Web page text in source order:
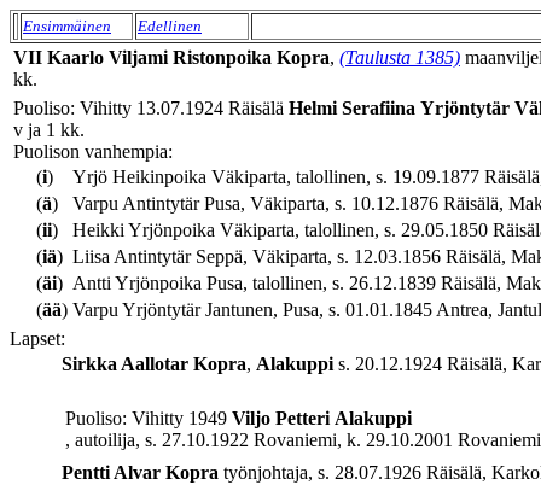
Ensimmäinen Edellinen
VII Kaarlo Viljami Ristonpoika Kopra, (Taulusta 1385)
kk.
Puoliso: Vihitty 13.07.1924 Räisälä Helmi Serafiina Yrjöntytär
v ja 1 kk.
Puolison vanhempia:
(i)
Yrjö Heikinpoika Väkiparta, talollinen, s. 19.09.1877
(ä)
Varpu Antintytär Pusa, Väkiparta, s. 10.12.1876 Räisälä,
(ii)
Heikki Yrjönpoika Väkiparta, talollinen, s. 29.05.1850
(iä) Liisa Antintytär Seppä, Väkiparta, s. 12.03.1856 Räisälä,
(äi) Antti Yrjönpoika Pusa, talollinen, s. 26.12.1839 Räisälä,
(ää) Varpu Yrjöntytär Jantunen, Pusa, s. 01.01.1845 Antrea,
Lapset:
Sirkka Aallotar Kopra, Alakuppi s. 20.12.1924 Räisälä,
Puoliso: Vihitty 1949 Viljo Petteri Alakuppi
, autoilija, s. 27.10.1922 Rovaniemi, k. 29.10.2001
Pentti Alvar Kopra työnjohtaja, s. 28.07.1926 Räisälä,